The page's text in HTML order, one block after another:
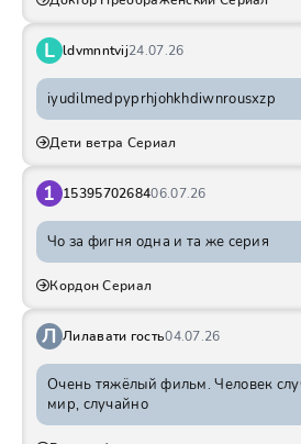
L ldvmnntvij24.07.26
iyudilmedpyprhjohkhdiwnrousxzp
Дети ветра Сериал
1 1539570268406.07.26
Чо за фигня одна и та же серия
Кордон Сериал
Л Лилавати гость04.07.26
Очень тяжёлый фильм. Человек
мир, случайно